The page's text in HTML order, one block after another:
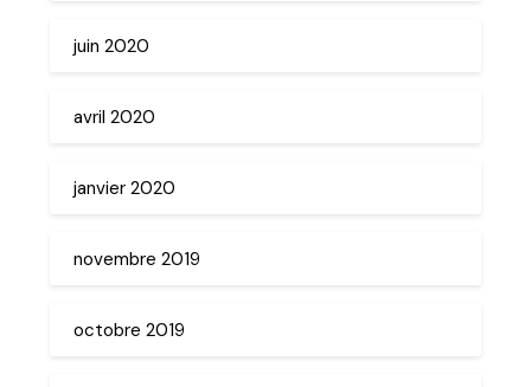
juin 2020
avril 2020
janvier 2020
novembre 2019
octobre 2019